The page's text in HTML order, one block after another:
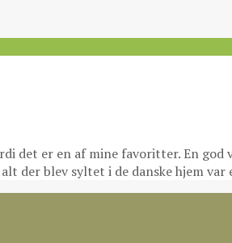
det er en af mine favoritter. En
der blev syltet i de danske hjem